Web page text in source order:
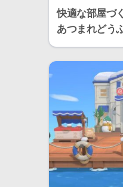
快適な部屋づ
あつまれどう